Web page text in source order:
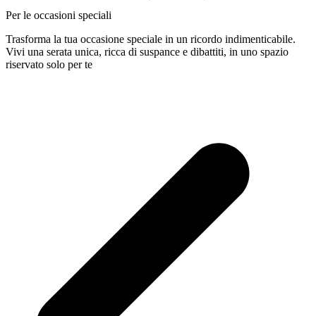
Per le occasioni speciali
Trasforma la tua occasione speciale in un ricordo indimenticabile.
Vivi una serata unica, ricca di suspance e dibattiti, in uno spazio
riservato solo per te